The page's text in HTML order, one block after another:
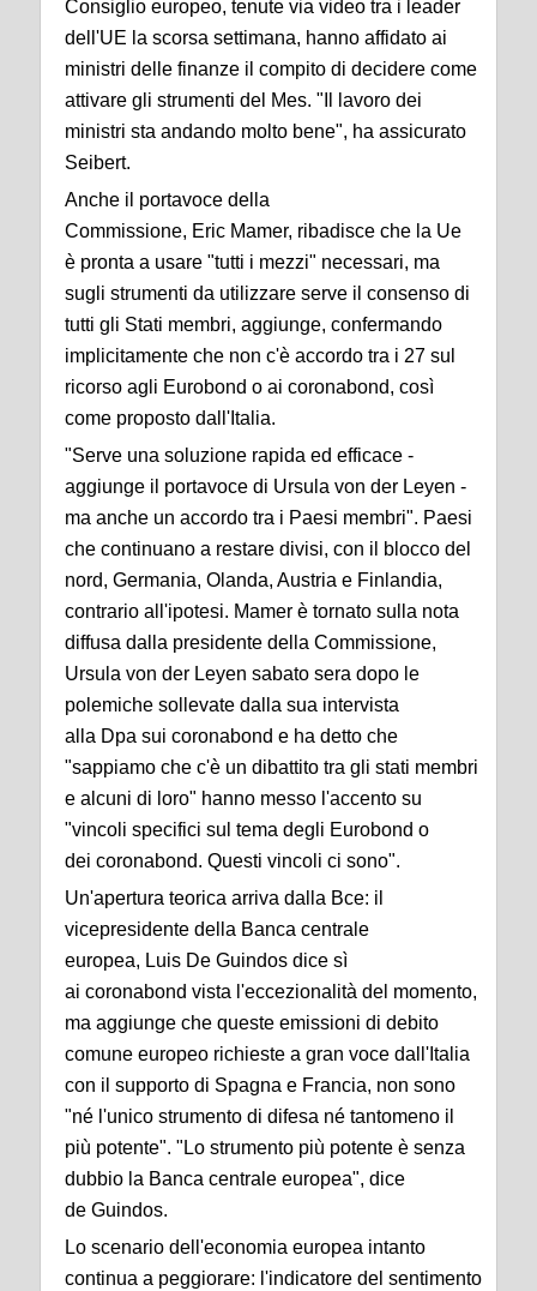
Consiglio europeo, tenute via video tra i leader
dell'UE la scorsa settimana, hanno affidato ai
ministri delle finanze il compito di decidere come
attivare gli strumenti del Mes. "Il lavoro dei
ministri sta andando molto bene", ha assicurato
Seibert.
Anche il portavoce della
Commissione, Eric Mamer, ribadisce che la Ue
è pronta a usare "tutti i mezzi" necessari, ma
sugli strumenti da utilizzare serve il consenso di
tutti gli Stati membri, aggiunge, confermando
implicitamente che non c'è accordo tra i 27 sul
ricorso agli Eurobond o ai coronabond, così
come proposto dall'Italia.
"Serve una soluzione rapida ed efficace -
aggiunge il portavoce di Ursula von der Leyen -
ma anche un accordo tra i Paesi membri". Paesi
che continuano a restare divisi, con il blocco del
nord, Germania, Olanda, Austria e Finlandia,
contrario all'ipotesi. Mamer è tornato sulla nota
diffusa dalla presidente della Commissione,
Ursula von der Leyen sabato sera dopo le
polemiche sollevate dalla sua intervista
alla Dpa sui coronabond e ha detto che
"sappiamo che c'è un dibattito tra gli stati membri
e alcuni di loro" hanno messo l'accento su
"vincoli specifici sul tema degli Eurobond o
dei coronabond. Questi vincoli ci sono".
Un'apertura teorica arriva dalla Bce: il
vicepresidente della Banca centrale
europea, Luis De Guindos dice sì
ai coronabond vista l'eccezionalità del momento,
ma aggiunge che queste emissioni di debito
comune europeo richieste a gran voce dall'Italia
con il supporto di Spagna e Francia, non sono
"né l'unico strumento di difesa né tantomeno il
più potente". "Lo strumento più potente è senza
dubbio la Banca centrale europea", dice
de Guindos.
Lo scenario dell'economia europea intanto
continua a peggiorare: l'indicatore del sentimento